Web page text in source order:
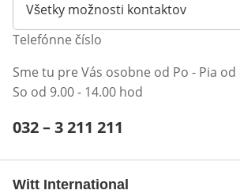
Všetky možnosti kontaktov
Telefónne číslo
Sme tu pre Vás osobne od Po - Pia od
So od 9.00 - 14.00 hod
Telefónne číslo:
032 – 3 211 211
Witt International